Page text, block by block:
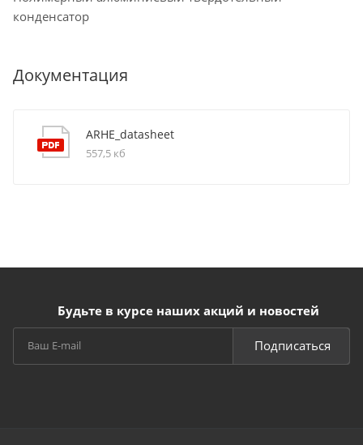
конденсатор
Документация
ARHE_datasheet
557,5 кб
Будьте в курсе наших акций и новостей
Подписаться